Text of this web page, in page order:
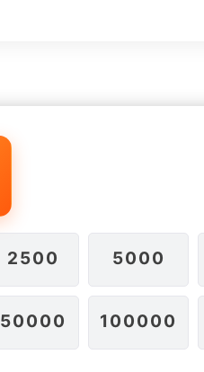
2500 5000
50000 100000